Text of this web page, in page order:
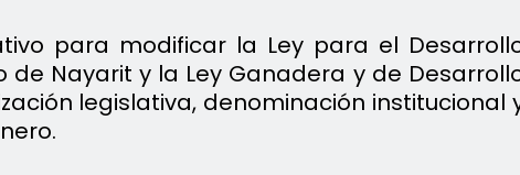
para modificar la Ley para el
Nayarit y la Ley Ganadera y de
legislativa, denominación institucional